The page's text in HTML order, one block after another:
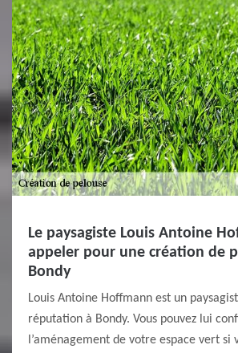
Le paysagiste Louis Antoine
appeler pour une création de
Bondy
Louis Antoine Hoffmann est un
réputation à Bondy. Vous pouvez lui
l’aménagement de votre espace vert si